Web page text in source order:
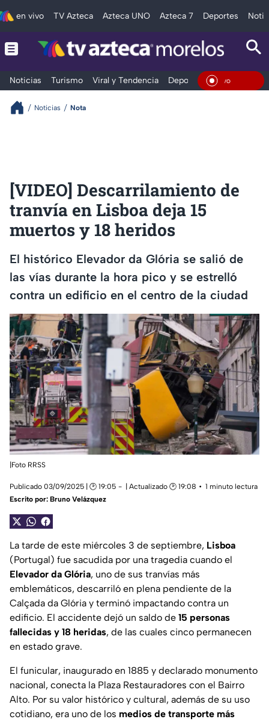
en vivo TV Azteca Azteca UNO Azteca 7 Deportes
Noticias Turismo Viral y Tendencia Deportes Espectáculos
En
Noticias Nota
[VIDEO] Descarrilamiento de
tranvía en Lisboa deja 15
muertos y 18 heridos
El histórico Elevador da Glória se salió de
las vías durante la hora pico y se estrelló
contra un edificio en el centro de la ciudad
|Foto RRSS
Publicado 03/09/2025 | 🕑 19:05 | Actualizado 🕑 19:08
1 minuto lectura
Escrito por: Bruno Velázquez
La tarde de este miércoles 3 de septiembre, Lisboa
(Portugal) fue sacudida por una tragedia cuando el
Elevador da Glória, uno de sus tranvías más
emblemáticos, descarriló en plena pendiente de la
Calçada da Glória y terminó impactando contra un
edificio. El accidente dejó un saldo de 15 personas
fallecidas y 18 heridas, de las cuales cinco permanecen
en estado grave.
El funicular, inaugurado en 1885 y declarado monumento
nacional, conecta la Plaza Restauradores con el Bairro
Alto. Por su valor histórico y cultural, además de su uso
cotidiano, era uno de los medios de transporte más